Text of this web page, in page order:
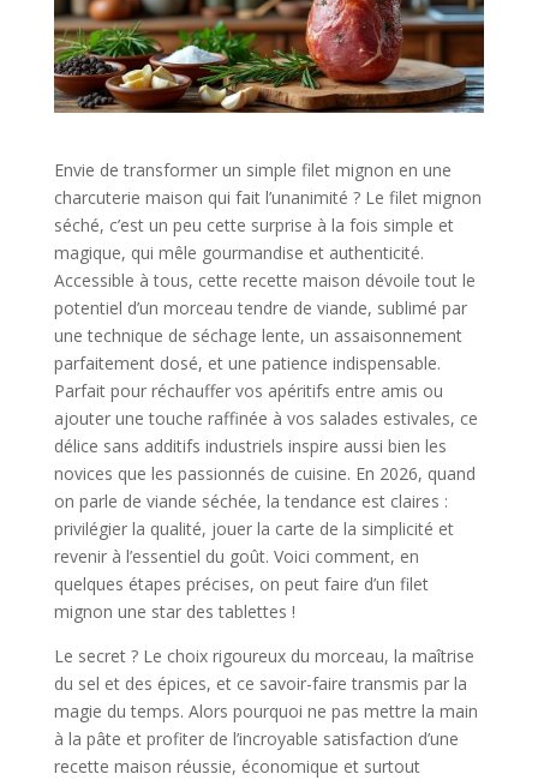
Envie de transformer un simple filet mignon en une
charcuterie maison qui fait l’unanimité ? Le filet mignon
séché, c’est un peu cette surprise à la fois simple et
magique, qui mêle gourmandise et authenticité.
Accessible à tous, cette recette maison dévoile tout le
potentiel d’un morceau tendre de viande, sublimé par
une technique de séchage lente, un assaisonnement
parfaitement dosé, et une patience indispensable.
Parfait pour réchauffer vos apéritifs entre amis ou
ajouter une touche raffinée à vos salades estivales, ce
délice sans additifs industriels inspire aussi bien les
novices que les passionnés de cuisine. En 2026, quand
on parle de viande séchée, la tendance est claires :
privilégier la qualité, jouer la carte de la simplicité et
revenir à l’essentiel du goût. Voici comment, en
quelques étapes précises, on peut faire d’un filet
mignon une star des tablettes !
Le secret ? Le choix rigoureux du morceau, la maîtrise
du sel et des épices, et ce savoir-faire transmis par la
magie du temps. Alors pourquoi ne pas mettre la main
à la pâte et profiter de l’incroyable satisfaction d’une
recette maison réussie, économique et surtout